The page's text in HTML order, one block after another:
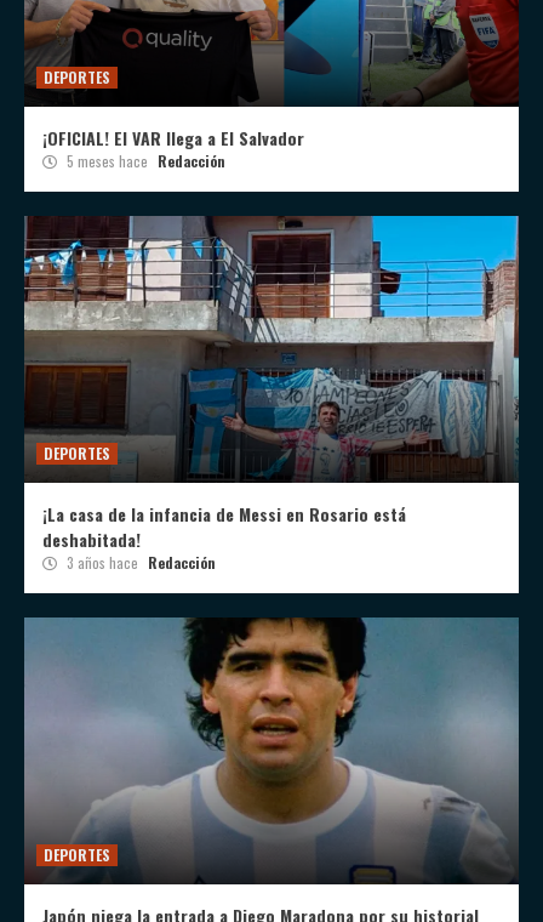
DEPORTES
¡OFICIAL! El VAR llega a El Salvador
5 meses hace Redacción
DEPORTES
¡La casa de la infancia de Messi en Rosario está
deshabitada!
3 años hace Redacción
DEPORTES
Japón niega la entrada a Diego Maradona por su historial